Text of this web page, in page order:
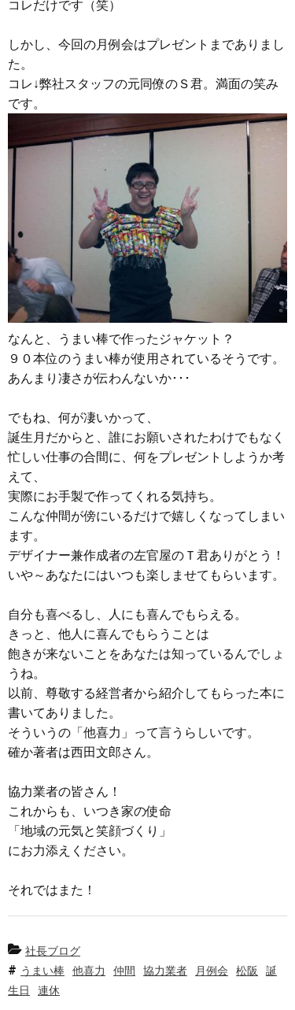
コレだけです（笑）
しかし、今回の月例会はプレゼントまでありまし
た。
コレ↓弊社スタッフの元同僚のＳ君。満面の笑み
です。
なんと、うまい棒で作ったジャケット？
９０本位のうまい棒が使用されているそうです。
あんまり凄さが伝わんないか･･･
でもね、何が凄いかって、
誕生月だからと、誰にお願いされたわけでもなく
忙しい仕事の合間に、何をプレゼントしようか考
えて、
実際にお手製で作ってくれる気持ち。
こんな仲間が傍にいるだけで嬉しくなってしまい
ます。
デザイナー兼作成者の左官屋のＴ君ありがとう！
いや～あなたにはいつも楽しませてもらいます。
自分も喜べるし、人にも喜んでもらえる。
きっと、他人に喜んでもらうことは
飽きが来ないことをあなたは知っているんでしょ
うね。
以前、尊敬する経営者から紹介してもらった本に
書いてありました。
そういうの「他喜力」って言うらしいです。
確か著者は西田文郎さん。
協力業者の皆さん！
これからも、いつき家の使命
「地域の元気と笑顔づくり」
にお力添えください。
それではまた！
社長ブログ
うまい棒
他喜力 仲間 協力業者 月例会 松阪
誕
生日
連休